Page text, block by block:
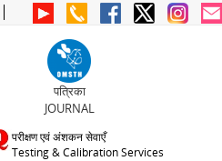
पत्रिका
JOURNAL
परीक्षण एवं अंशकन सेवाएँ
Testing & Calibration Services